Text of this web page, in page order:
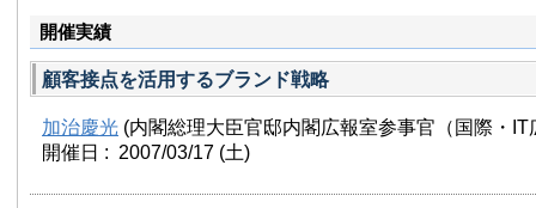
2011年より現職。日本ブランド海外発信、クール・ジャ
ミュニケーションなど省庁横断活動に従事。
ケロッグクラブオブジャパン会長。グロービス・パートナ
開催実績
顧客接点を活用するブランド戦略
加治慶光 (内閣総理大臣官邸内閣広報室参事官（国際・IT
開催日 : 2007/03/17 (土)